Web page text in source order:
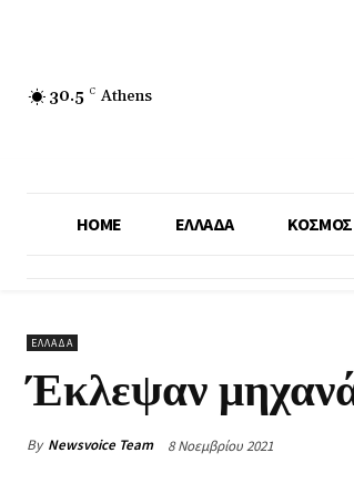
30.5 C Athens
HOME ΕΛΛΑΔΑ ΚΟΣΜΟΣ
ΕΛΛΑΔΑ
Έκλεψαν
By Newsvoice Team 8 Νοεμβρίου 2021